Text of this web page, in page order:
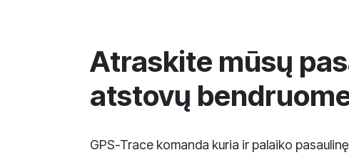
Atraskite mūsų
atstovų
GPS-Trace komanda kuria ir palaiko